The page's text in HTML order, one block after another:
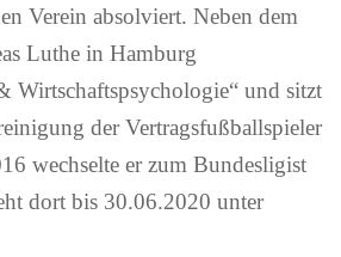
Verein absolviert. Neben dem
Luthe in Hamburg
Wirtschaftspsychologie“ und sitzt
der Vertragsfußballspieler
wechselte er zum Bundesligist
dort bis 30.06.2020 unter